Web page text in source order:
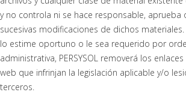
y no controla ni se hace responsable, aprueba
sucesivas modificaciones de dichos
lo estime oportuno o le sea requerido por
administrativa, PERSYSOL removerá los
web que infrinjan la legislación aplicable y/o
terceros.